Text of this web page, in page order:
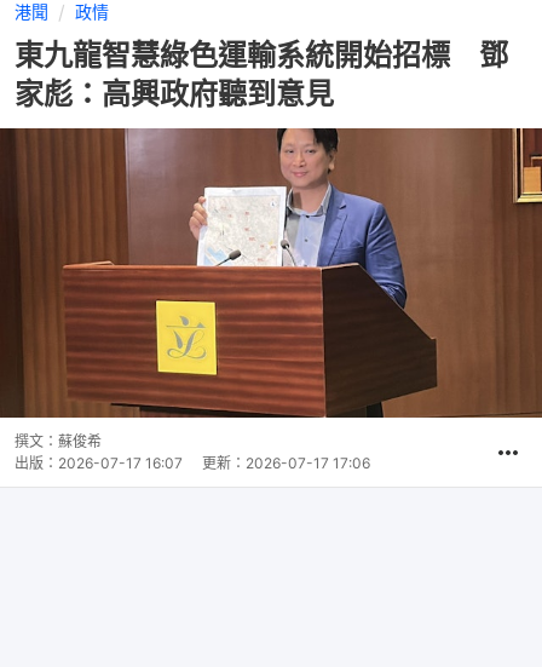
港聞 政情
東九龍智慧綠色運輸系統開始招標 鄧
家彪：高興政府聽到意見
撰文： 蘇俊希
出版： 2026-07-17 16:07 更新： 2026-07-17 17:06